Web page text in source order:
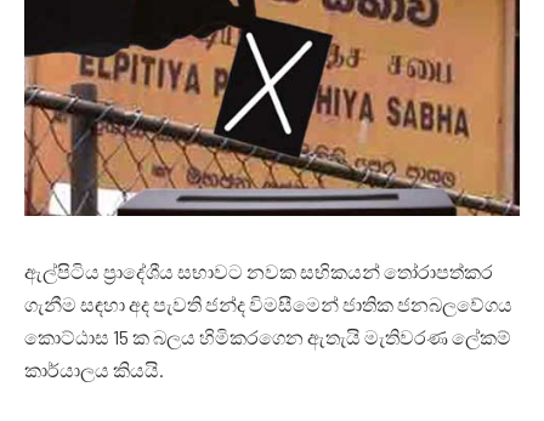
ඇල්පිටිය ප්‍රාදේශීය සභාවට නවක සභිකයන් තෝරාපත්කර
ගැනීම සඳහා අද පැවති ජන්ද විමසීමෙන් ජාතික ජනබලවේගය
කොට්ඨාස 15 ක බලය හිමිකරගෙන ඇතැයි මැතිවරණ ලේකම්
කාර්යාලය කියයි.